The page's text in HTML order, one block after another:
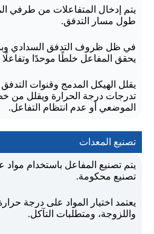
يتم إدخال المتفاعلات من طرفي
طول مسار التدفق.
في ظل ظروف التدفق السدادي
يحقق المفاعل خلطًا موحدًا
يقلل الهيكل المدمج وقنوات
تدرجات درجة الحرارة ويقلل من
الموضعي أو عدم انتظام التفاعل.
تصنيع المعدات
يتم تصنيع المفاعل باستخدام مواد
تصنيع محكومة.
يعتمد اختيار المواد على درجة
واللزوجة، ومتطلبات التآكل.